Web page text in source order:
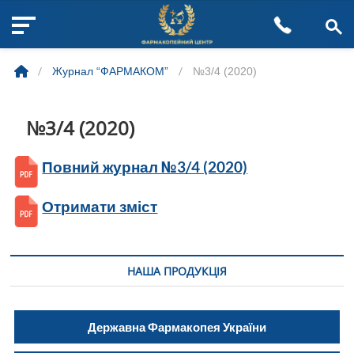
content
M
e
n
n
/ Журнал “ФАРМАКОМ” / №3/4 (2020)
№3/4 (2020)
Повний журнал №3/4 (2020)
Отримати зміст
НАША ПРОДУКЦІЯ
Державна Фармакопея України